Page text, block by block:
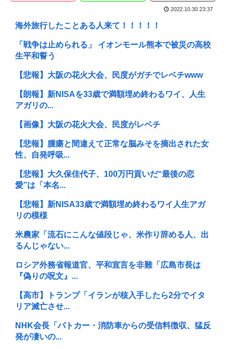
2022.10.30 23:37
海外旅行したことある人来て！！！！！
「戦争は止められる」 イオンモール熊本で被災の高校
生平和誓う
【悲報】大阪の花火大会、民度がガチでレベチwww
【朗報】新NISAを33歳で満額埋め終わるワイ、人生
アガリの...
【画像】大阪の花火大会、民度がレベチ
【悲報】腫瘍と間違えて正常な脳みそを摘出された女
性、自発呼吸...
【悲報】大久保佳代子、100万円貢いだ“最後の恋
愛”は「本名...
【悲報】新NISA33歳で満額埋め終わるワイ人生アガ
リの模様
米農家「流石にこんな値段じゃ、米作り辞める人、出
るんじゃない...
ロシア外務省報道官、平和宣言を非難「広島市長は
『偽りの呪文』...
【高市】トランプ「イランが核入手したら2分でイタ
リア滅亡させ...
NHK会長「パトカー・消防車からの受信料徴収、猛反
発が凄いの...